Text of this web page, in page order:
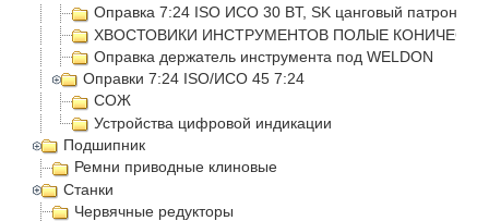
Оправка 7:24 ISO ИСО 30 BT, SK цанговый патрон
ХВОСТОВИКИ ИНСТРУМЕНТОВ ПОЛЫЕ
Оправка держатель инструмента под WELDON
Оправки 7:24 ISO/ИСО 45 7:24
СОЖ
Устройства цифровой индикации
Подшипник
Ремни приводные клиновые
Станки
Червячные редукторы